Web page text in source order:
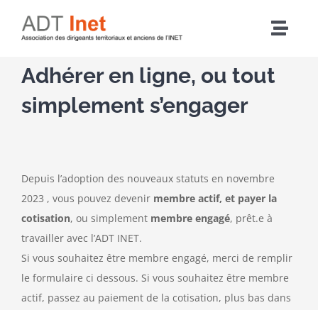
à
Accueil
Articles
Agenda
Adhérer
Adhérer en ligne, ou tout
simplement s’engager
Depuis l’adoption des nouveaux statuts en novembre
2023 , vous pouvez devenir membre actif, et payer la
cotisation, ou simplement membre engagé, prêt.e à
travailler avec l’ADT INET.
Si vous souhaitez être membre engagé, merci de remplir
le formulaire ci dessous. Si vous souhaitez être membre
actif, passez au paiement de la cotisation, plus bas dans